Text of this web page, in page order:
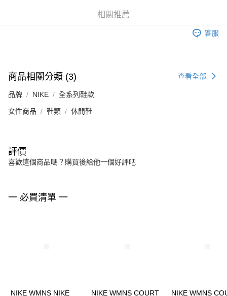
相關推薦
客服
商品相關分類 (3) 查看全部
品牌 NIKE 全系列鞋款
女性商品 鞋類 休閒鞋
評價
喜歡這個商品嗎？購買後給他一個好評吧
一 必買清單 一
NIKE WMNS NIKE NIKE WMNS COURT NIKE WMNS